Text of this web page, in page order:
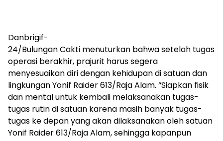
Danbrigif-
24/Bulungan Cakti menuturkan bahwa setelah tugas
operasi berakhir, prajurit harus segera
menyesuaikan diri dengan kehidupan di satuan dan
lingkungan Yonif Raider 613/Raja Alam. “Siapkan fisik
dan mental untuk kembali melaksanakan tugas-
tugas rutin di satuan karena masih banyak tugas-
tugas ke depan yang akan dilaksanakan oleh satuan
Yonif Raider 613/Raja Alam, sehingga kapanpun